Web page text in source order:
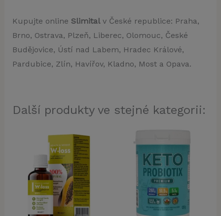
Kupujte online Slimitalv České republice: Praha,
Brno, Ostrava, Plzeň, Liberec, Olomouc, České
Budějovice, Ústí nad Labem, Hradec Králové,
Pardubice, Zlín, Havířov, Kladno, Most a Opava.
Další produkty ve stejné kategorii: